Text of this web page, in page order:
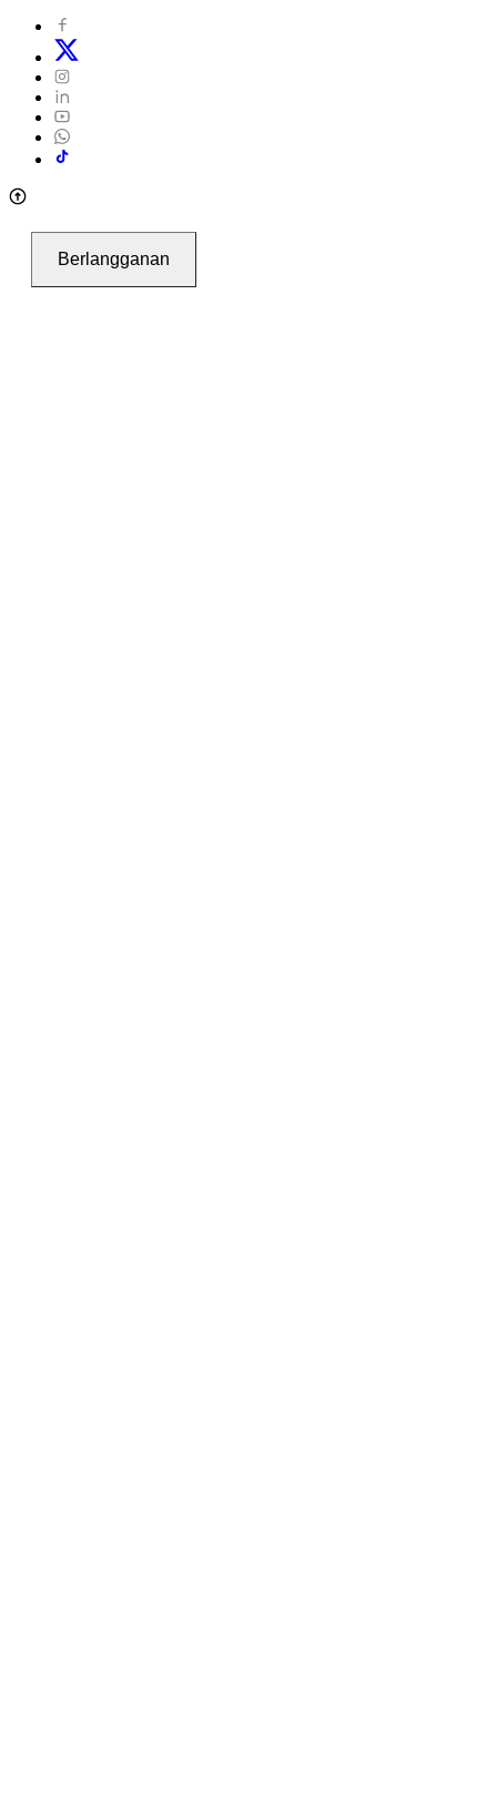
Berlangganan